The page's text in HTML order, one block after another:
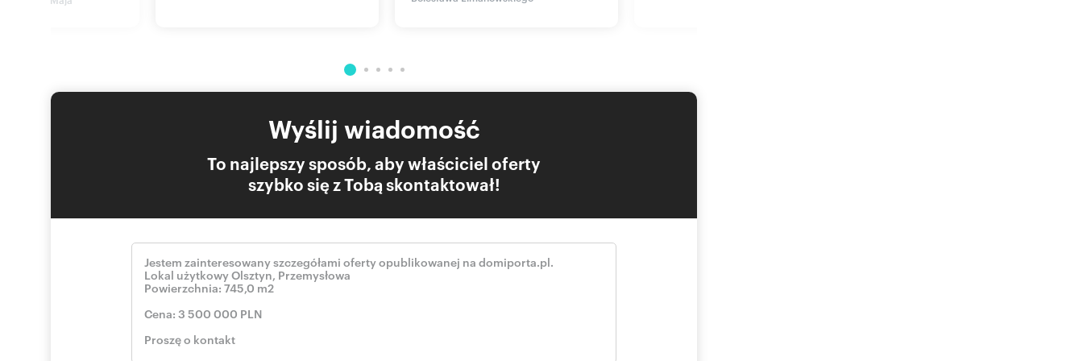
dokonaniu zakupu, możliwość wcześniejszego przeniesienia własności nieruchomości, nie wcześniej jednak niż 1 lipca
2027 r.
Dla przyszłego właściciela oznacza to możliwość wcześniejszego zabezpieczenia atrakcyjnej nieruchomości w jednej
z najlepszych lokalizacji w Olsztynie oraz komfortowy czas na przygotowanie finansowania. Kilkuletni okres do
finalizacji transakcji pozwala na stopniowe gromadzenie kapitału, zaplanowanie działalności oraz przygotowanie
Licencja pośrednika nr 31537
Przedstawiona oferta cenowa ma charakter informacyjny, nie stanowi oferty handlowej w rozumieniu art. 66&1
Kodeksu Cywilnego
Właścicielem ogłoszenia wraz z jej elementami jest NewHouse Łukasz Wróbel oraz podmioty współpracujące.
materiałów ogłoszenia w jakikolwiek inny sposób wykraczający poza dozwolony użytek określony przepisami ustawy
z 4 lutego 1994 r. o prawie autorskim i prawach pokrewnych (Dz. U. 1994, nr 24 poz. 83 z późn. zm.) bez zgody
NewHouse Łukasz Wróbel lub podmiotów współpracujących jest zabronione i może stanowić podstawę
Wyślij wiadomość
To najlepszy sposób, aby właściciel oferty
szybko się z Tobą skontaktował!